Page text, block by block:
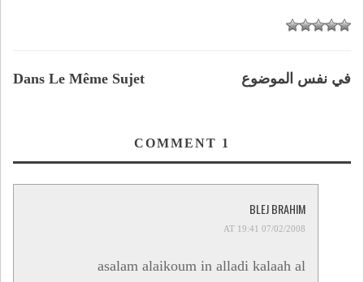
Dans Le Même Sujet في نفس الموضوع
1
BLEJ BRAHIM
07/02/2008 AT 19:41
asalam alaikoum in alladi kalaah al